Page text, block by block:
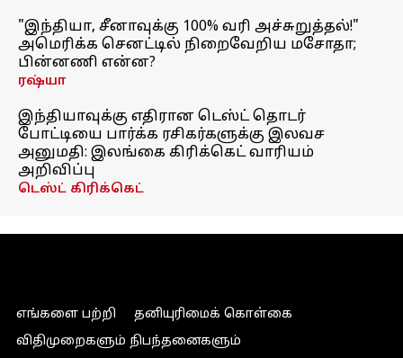
"இந்தியா, சீனாவுக்கு 100% வரி அச்சுறுத்தல்!"
அமெரிக்க செனட்டில் நிறைவேறிய மசோதா;
பின்னணி என்ன?
ரஷ்யா
இந்தியாவுக்கு எதிரான டெஸ்ட் தொடர்
போட்டியை பார்க்க ரசிகர்களுக்கு இலவச
அனுமதி: இலங்கை கிரிக்கெட் வாரியம்
அறிவிப்பு
டெஸ்ட் கிரிக்கெட்
எங்களை பற்றி
தனியுரிமைக் கொள்கை
விதிமுறைகளும் நிபந்தனைகளும்